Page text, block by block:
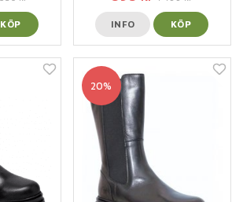
KÖP INFO KÖP
20%